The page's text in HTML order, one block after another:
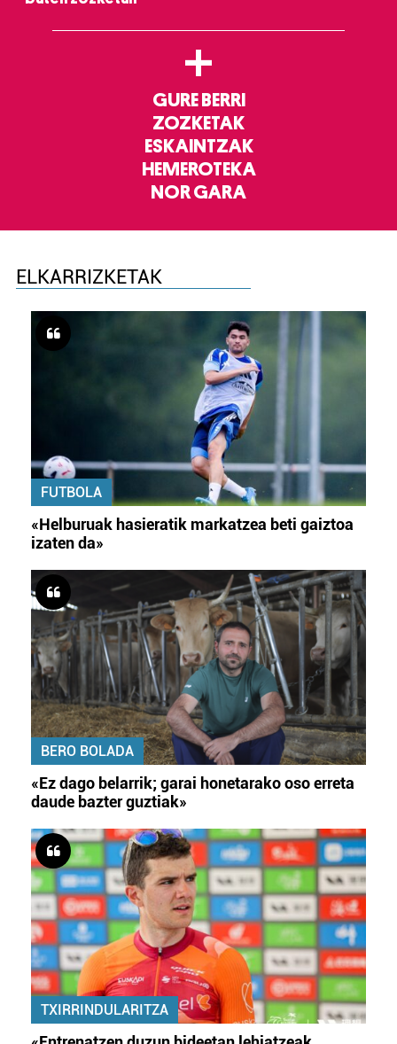
+
GURE BERRI
ZOZKETAK
ESKAINTZAK
HEMEROTEKA
NOR GARA
ELKARRIZKETAK
FUTBOLA
«Helburuak hasieratik markatzea beti gaiztoa
izaten da»
BERO BOLADA
«Ez dago belarrik; garai honetarako oso erreta
daude bazter guztiak»
TXIRRINDULARITZA